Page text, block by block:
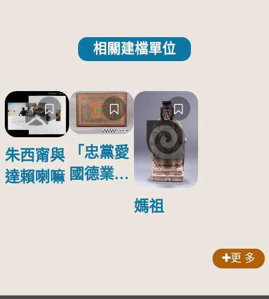
相關建檔單位
朱西甯與
達賴喇嘛
「忠黨愛
國德業並
媽祖
更 多